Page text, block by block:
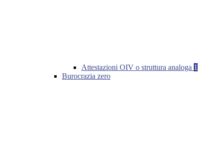
Attestazioni OIV o struttura analoga 1
Burocrazia zero